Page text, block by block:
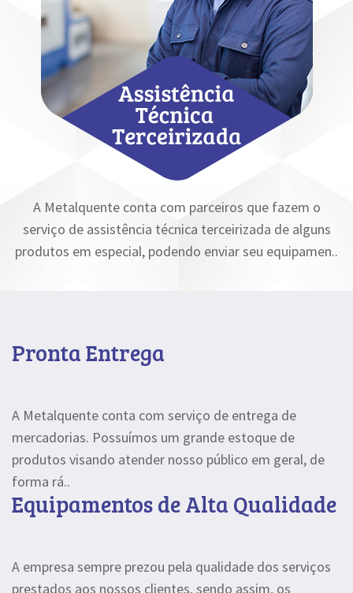
A Metalquente conta com parceiros que fazem o
serviço de assistência técnica terceirizada de alguns
produtos em especial, podendo enviar seu equipamen..
Pronta Entrega
A Metalquente conta com serviço de entrega de
mercadorias. Possuímos um grande estoque de
produtos visando atender nosso público em geral, de
forma rá..
Equipamentos de Alta Qualidade
A empresa sempre prezou pela qualidade dos serviços
prestados aos nossos clientes, sendo assim, os